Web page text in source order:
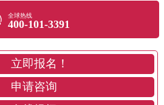
全球热线
400-101-3391
立即报名！
申请咨询